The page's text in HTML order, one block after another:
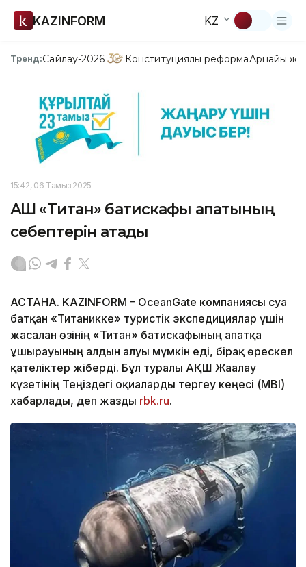
KAZINFORM KZ
Тренд:Сайлау-2026 Конституциялық реформаАрнайы
15:42, 06 Тамыз 2025
АҚШ «Титан» батискафы апатының
себептерін атады
АСТАНА. KAZINFORM – OceanGate компаниясы суға
батқан «Титаникке» туристік экспедициялар үшін
жасалған өзінің «Титан» батискафының апатқа
ұшырауының алдын алуы мүмкін еді, бірақ өрескел
қателіктер жіберді. Бұл туралы АҚШ Жағалау
күзетінің Теңіздегі оқиғаларды тергеу кеңесі (MBI)
хабарлады, деп жазды rbk.ru.